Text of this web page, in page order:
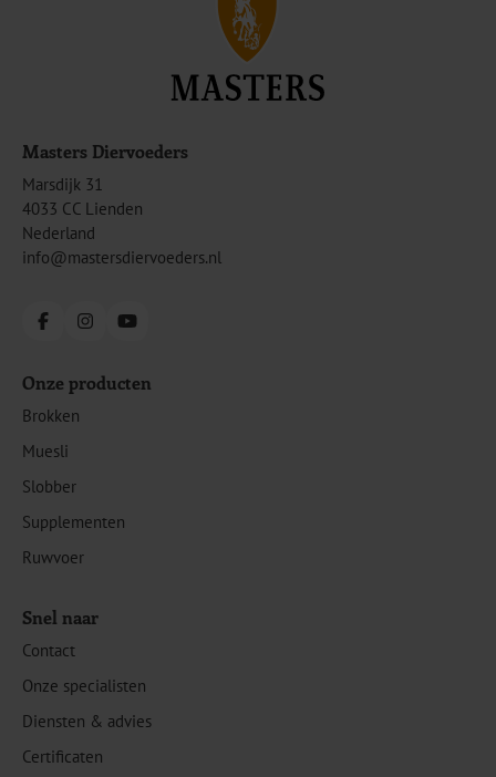
Masters Diervoeders
Marsdijk 31
4033 CC Lienden
Nederland
info@mastersdiervoeders.nl
FacebookInstagramYouTube
Onze producten
Brokken
Muesli
Slobber
Supplementen
Ruwvoer
Snel naar
Contact
Onze specialisten
Diensten & advies
Certificaten